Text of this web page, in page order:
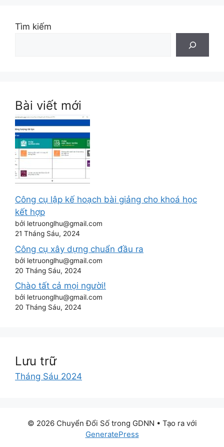
Tìm kiếm
Bài viết mới
Công cụ lập kế hoạch bài giảng cho khoá học
kết hợp
bởi letruonglhu@gmail.com
21 Tháng Sáu, 2024
Công cụ xây dựng chuẩn đầu ra
bởi letruonglhu@gmail.com
20 Tháng Sáu, 2024
Chào tất cả mọi người!
bởi letruonglhu@gmail.com
20 Tháng Sáu, 2024
Lưu trữ
Tháng Sáu 2024
© 2026 Chuyển Đổi Số trong GDNN • Tạo ra với
GeneratePress